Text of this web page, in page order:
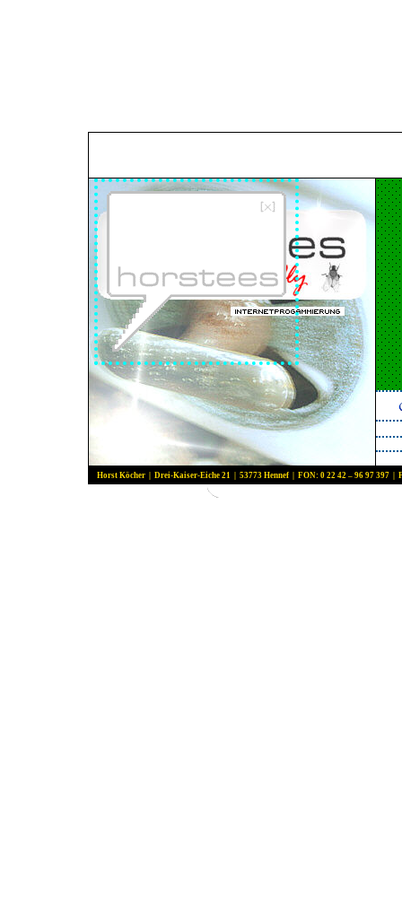
Horst Köcher | Drei-Kaiser-Eiche 21 | 53773 Hennef | FON: 0 22 42 – 96 97 397 |